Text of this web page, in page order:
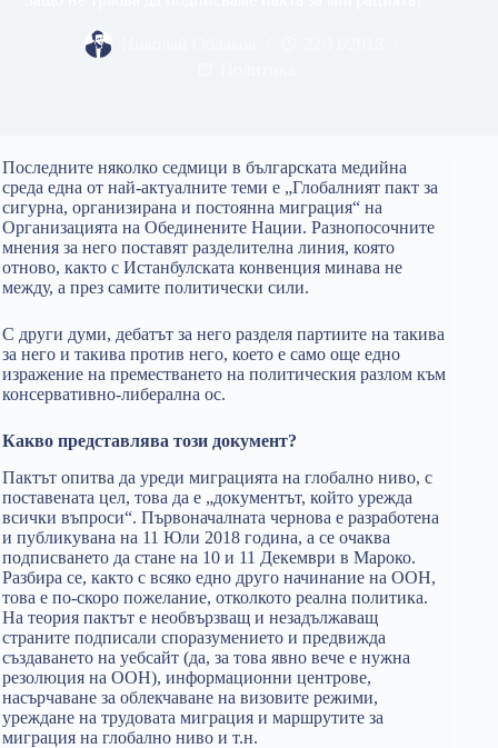
Последните няколко седмици в българската медийна
среда една от най-актуалните теми е „Глобалният пакт за
сигурна, организирана и постоянна миграция“ на
Организацията на Обединените Нации. Разнопосочните
мнения за него поставят разделителна линия, която
отново, както с Истанбулската конвенция минава не
между, а през самите политически сили.
С други думи, дебатът за него разделя партиите на такива
за него и такива против него, което е само още едно
изражение на преместването на политическия разлом към
консервативно-либерална ос.
Какво представлява този документ?
Пактът опитва да уреди миграцията на глобално ниво, с
поставената цел, това да е „документът, който урежда
всички въпроси“. Първоначалната чернова е разработена
и публикувана на 11 Юли 2018 година, а се очаква
подписването да стане на 10 и 11 Декември в Мароко.
Разбира се, както с всяко едно друго начинание на ООН,
това е по-скоро пожелание, отколкото реална политика.
На теория пактът е необвързващ и незадължаващ
страните подписали споразумението и предвижда
създаването на уебсайт (да, за това явно вече е нужна
резолюция на ООН), информационни центрове,
насърчаване за облекчаване на визовите режими,
уреждане на трудовата миграция и маршрутите за
миграция на глобално ниво и т.н.